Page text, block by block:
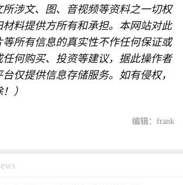
涉文、图、音视频等资料之一切权
料提供方所有和承担。本网站对此
等所有信息的真实性不作任何保证或
何购买、投资等建议，据此操作者
仅提供信息存储服务。如有侵权，
）
编辑：frank